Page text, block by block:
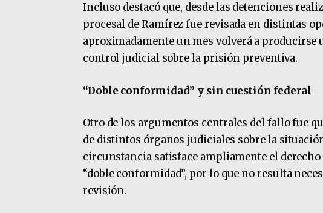
Incluso destacó que, desde las detenciones
procesal de Ramírez fue revisada en distintas
aproximadamente un mes volverá a producirse
control judicial sobre la prisión preventiva.
“Doble conformidad” y sin cuestión federal
Otro de los argumentos centrales del fallo fue
de distintos órganos judiciales sobre la
circunstancia satisface ampliamente el
“doble conformidad”, por lo que no resulta
revisión.